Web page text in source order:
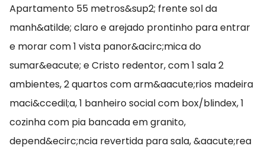
Apartamento 55 metros&sup2; frente sol da
manh&atilde; claro e arejado prontinho para entrar
e morar com 1 vista panor&acirc;mica do
sumar&eacute; e Cristo redentor, com 1 sala 2
ambientes, 2 quartos com arm&aacute;rios madeira
maci&ccedil;a, 1 banheiro social com box/blindex, 1
cozinha com pia bancada em granito,
depend&ecirc;ncia revertida para sala, &aacute;rea